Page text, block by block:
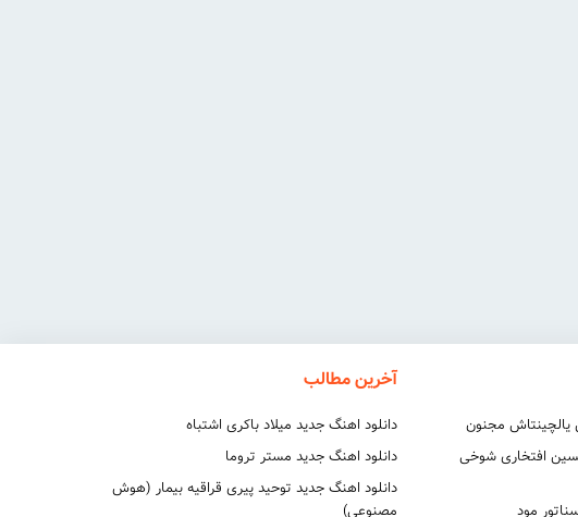
یالچینتاش مجنون
افتخاری شوخی
مود
آخرین مطالب
دانلود اهنگ جدید میلاد باکری اشتباه
دانلود اهنگ جدید مستر تروما
دانلود اهنگ جدید توحید پیری قراقیه بیمار (هوش
مصنوعی)